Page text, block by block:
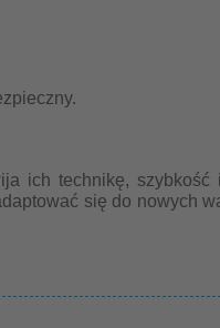
ich technikę, szybkość
się do nowych